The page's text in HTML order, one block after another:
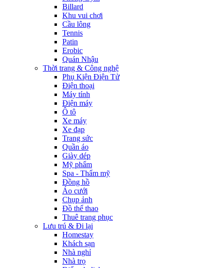
Billard
Khu vui chơi
Cầu lông
Tennis
Patin
Erobic
Quán Nhậu
Thời trang & Công nghệ
Phụ Kiện Điện Tử
Điện thoại
Máy tính
Điện máy
Ô tô
Xe máy
Xe đạp
Trang sức
Quần áo
Giày dép
Mỹ phẩm
Spa - Thẩm mỹ
Đồng hồ
Áo cưới
Chụp ảnh
Đồ thể thao
Thuê trang phục
Lưu trú & Đi lại
Homestay
Khách sạn
Nhà nghỉ
Nhà trọ